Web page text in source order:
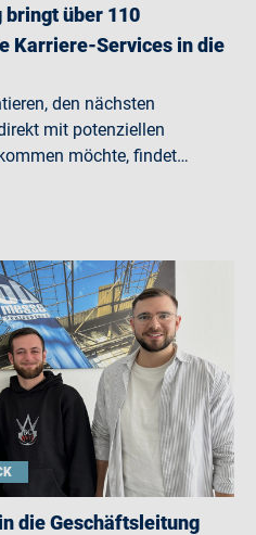
bringt über 110
Karriere-Services in die
den nächsten
mit potenziellen
möchte, findet…
die Geschäftsleitung